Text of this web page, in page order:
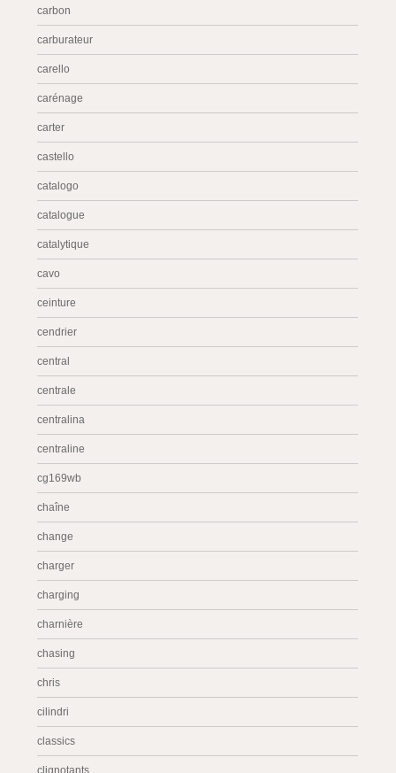
carbon
carburateur
carello
carénage
carter
castello
catalogo
catalogue
catalytique
cavo
ceinture
cendrier
central
centrale
centralina
centraline
cg169wb
chaîne
change
charger
charging
charnière
chasing
chris
cilindri
classics
clignotants